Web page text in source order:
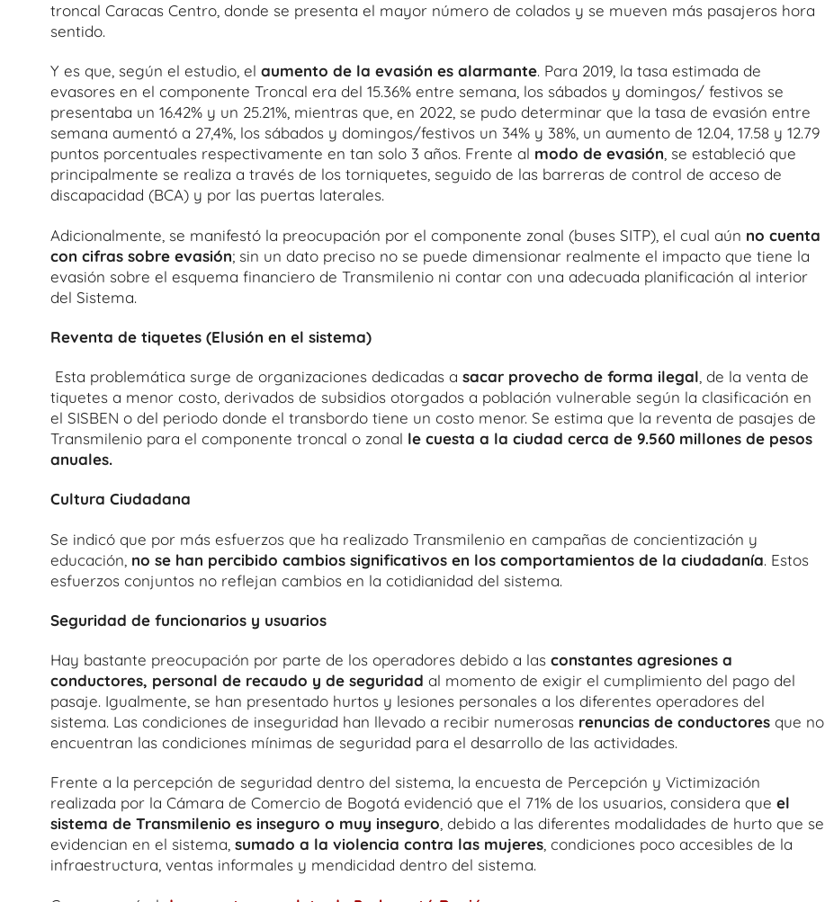
troncal Caracas Centro, donde se presenta el mayor número de colados y se mueven más pasajeros hora
sentido.
Y es que, según el estudio, el aumento de la evasión es alarmante. Para 2019, la tasa estimada de
evasores en el componente Troncal era del 15.36% entre semana, los sábados y domingos/ festivos se
presentaba un 16.42% y un 25.21%, mientras que, en 2022, se pudo determinar que la tasa de evasión entre
semana aumentó a 27,4%, los sábados y domingos/festivos un 34% y 38%, un aumento de 12.04, 17.58 y 12.79
puntos porcentuales respectivamente en tan solo 3 años. Frente al modo de evasión, se estableció que
principalmente se realiza a través de los torniquetes, seguido de las barreras de control de acceso de
discapacidad (BCA) y por las puertas laterales.
Adicionalmente, se manifestó la preocupación por el componente zonal (buses SITP), el cual aún no cuenta
con cifras sobre evasión; sin un dato preciso no se puede dimensionar realmente el impacto que tiene la
evasión sobre el esquema financiero de Transmilenio ni contar con una adecuada planificación al interior
del Sistema.
Reventa de tiquetes (Elusión en el sistema)
Esta problemática surge de organizaciones dedicadas a sacar provecho de forma ilegal , de la venta de
tiquetes a menor costo, derivados de subsidios otorgados a población vulnerable según la clasificación en
el SISBEN o del periodo donde el transbordo tiene un costo menor. Se estima que la reventa de pasajes de
Transmilenio para el componente troncal o zonal le cuesta a la ciudad cerca de 9.560 millones de pesos
anuales.
Cultura Ciudadana
Se indicó que por más esfuerzos que ha realizado Transmilenio en campañas de concientización y
educación, no se han percibido cambios significativos en los comportamientos de la ciudadanía. Estos
esfuerzos conjuntos no reflejan cambios en la cotidianidad del sistema.
Seguridad de funcionarios y usuarios
Hay bastante preocupación por parte de los operadores debido a las constantes agresiones a
conductores, personal de recaudo y de seguridad al momento de exigir el cumplimiento del pago del
pasaje. Igualmente, se han presentado hurtos y lesiones personales a los diferentes operadores del
sistema. Las condiciones de inseguridad han llevado a recibir numerosas renuncias de conductores que no
encuentran las condiciones mínimas de seguridad para el desarrollo de las actividades.
Frente a la percepción de seguridad dentro del sistema, la encuesta de Percepción y Victimización
realizada por la Cámara de Comercio de Bogotá evidenció que el 71% de los usuarios, considera que el
sistema de Transmilenio es inseguro o muy inseguro, debido a las diferentes modalidades de hurto que se
evidencian en el sistema, sumado a la violencia contra las mujeres, condiciones poco accesibles de la
infraestructura, ventas informales y mendicidad dentro del sistema.